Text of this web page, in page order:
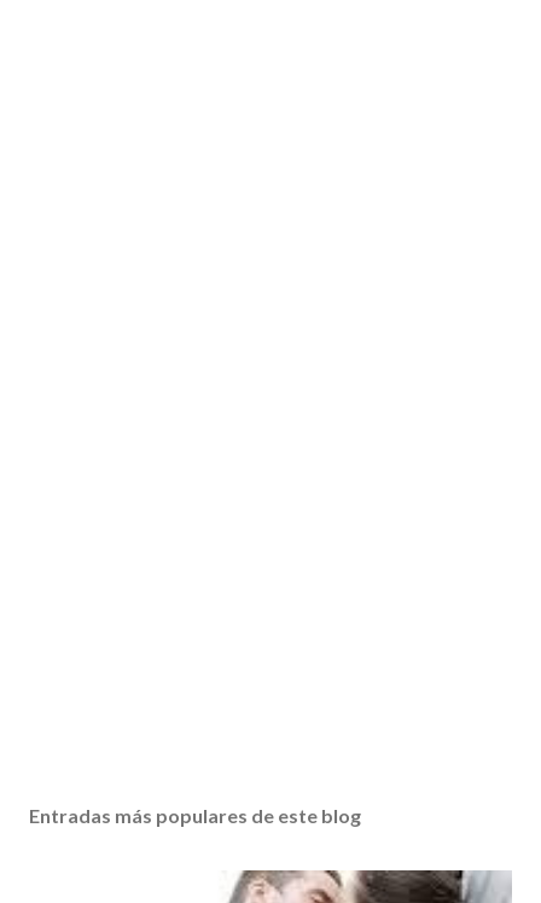
Entradas más populares de este blog